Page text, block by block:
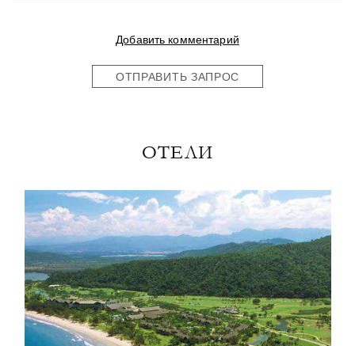
Добавить комментарий
ОТПРАВИТЬ ЗАПРОС
ОТЕЛИ